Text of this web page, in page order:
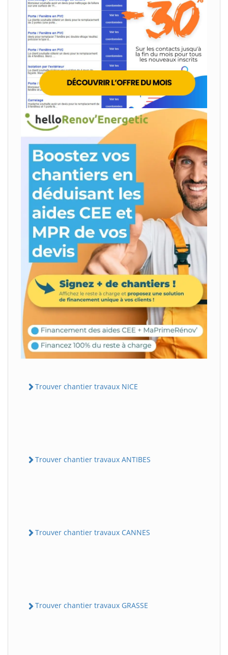
Trouver chantier travaux NICE
Trouver chantier travaux ANTIBES
Trouver chantier travaux CANNES
Trouver chantier travaux GRASSE